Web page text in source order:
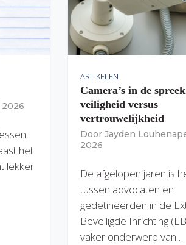
2026
het
lekker
ARTIKELEN
Camera’s in de
veiligheid versus
vertrouwelijkheid
Door Jayden
2026
De afgelopen jaren is
tussen advocaten en
gedetineerden in de
Beveiligde Inrichting
vaker onderwerp van…